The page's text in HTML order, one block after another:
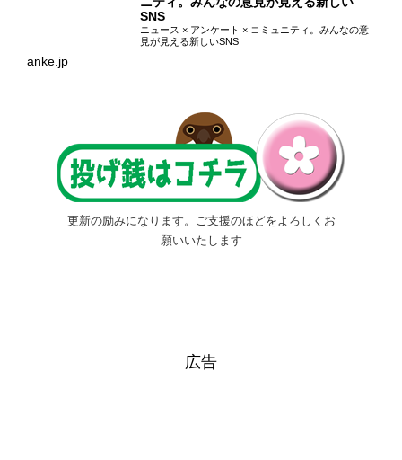
SNS
ニュース × アンケート × コミュニティ。みんなの意
見が見える新しいSNS
anke.jp
更新の励みになります。ご支援のほどをよろしくお
願いいたします
広告